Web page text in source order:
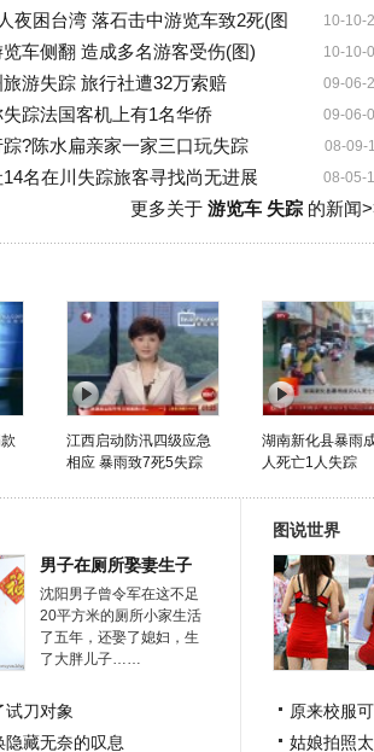
10-10-
夜困台湾 落石击中游览车致2死(图
10-10-
车侧翻 造成多名游客受伤(图)
09-06-
游失踪 旅行社遭32万索赔
09-06-
踪法国客机上有1名华侨
08-09-
?陈水扁亲家一家三口玩失踪
08-05-
名在川失踪旅客寻找尚无进展
更多关于 游览车 失踪的新闻
江西启动防汛四级应急
相应 暴雨致7死5失踪
湖南新化县暴雨
人死亡1人失踪
男子在厕所娶妻生子
沈阳男子曾令军在这不足
20平方米的厕所小家生活
了五年，还娶了媳妇，生
了大胖儿子……
试刀对象
藏无奈的叹息
图说世界
原来校服
姑娘拍照